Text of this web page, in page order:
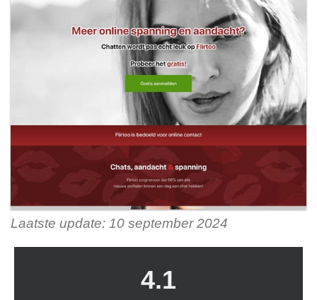
Laatste update: 10 september 2024
4.1